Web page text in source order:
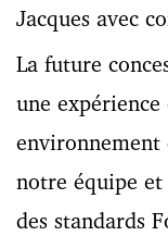
Jacques avec
La future
une
notre équipe
des standards